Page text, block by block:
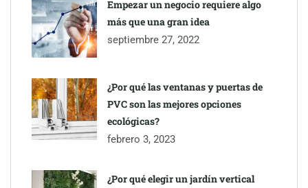
Empezar un negocio requiere algo
más que una gran idea
septiembre 27, 2022
¿Por qué las ventanas y puertas de
PVC son las mejores opciones
ecológicas?
febrero 3, 2023
¿Por qué elegir un jardín vertical